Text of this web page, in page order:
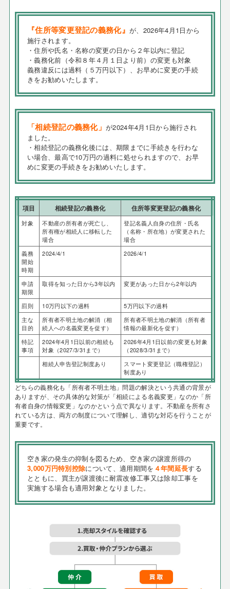
『住所等変更登記の義務化』が、2026年4月1日から
施行されます。
・住所や氏名・名称の変更の日から２年以内に登記
・義務化前（令和８年４月１日より前）の変更も対象
義務違反には過料（５万円以下）、お早めに変更の手続
きをお勧めいたします。
「相続登記の義務化」が2024年4月1日から施行され
ました。
・相続登記の義務化後には、期限までに手続きを行わな
い場合、最高で10万円の過料に処せられますので、お早
めに変更の手続きをお勧めいたします。
項目 相続登記の義務化 住所等変更登記の義務化
対象
不動産の所有者が死亡し、
所有権が相続人に移転した
場合
登記名義人自身の住所・氏名
（名称・所在地）が変更された
場合
義務
開始
時期
2024/4/1 2026/4/1
申請
期限
取得を知った日から3年以内 変更があった日から2年以内
罰則 10万円以下の過料
5万円以下の過料
主な
目的
所有者不明土地の解消（相
続人への名義変更を促す）
所有者不明土地の解消（所有者
情報の最新化を促す）
特記
事項
2024年4月1日以前の相続も
対象（2027/3/31まで）
2026年4月1日以前の変更も対象
（2028/3/31まで）
相続人申告登記制度あり
スマート変更登記（職権登記）
制度あり
どちらの義務化も「所有者不明土地」問題の解決という共通の背景が
ありますが、その具体的な対策が「相続による名義変更」なのか「所
有者自身の情報変更」なのかという点で異なります。不動産を所有さ
れている方は、両方の制度について理解し、適切な対応を行うことが
重要です。
空き家の発生の抑制を図るため、空き家の譲渡所得の
3,000万円特別控除について、適用期間を ４年間延長する
とともに、買主が譲渡後に耐震改修工事又は除却工事を
実施する場合も適用対象となりました。